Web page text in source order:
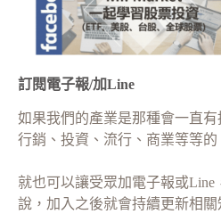
訂閱電子報/加Line
如果我們的產業是那種會一直有
行銷、投資、流行、商業等等的
就也可以讓受眾加電子報或Line
說，加入之後就會持續更新相關